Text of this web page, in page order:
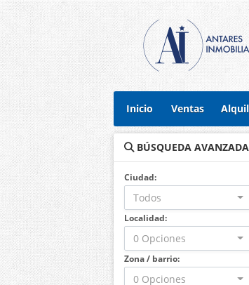
Inicio Ventas
BÚSQUEDA AVANZADA
Ciudad:
Todos
Localidad:
0 Opciones
Zona / barrio:
0 Opciones